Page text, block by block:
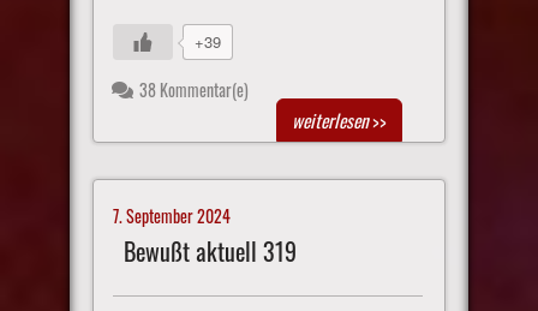
+39
38 Kommentar(e)
weiterlesen>>
7. September 2024
Bewußt aktuell 319